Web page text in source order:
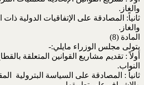
والغاز.
ثانياً: المصادقة على الإتفاقيات الدولية
والغاز.
المادة (8)
يتولى مجلس الوزراء مايلي:-
أولاً : تقديم مشاريع القوانين المتعلقة
النواب.
ثانياً : المصادقة على السياسة البترولية